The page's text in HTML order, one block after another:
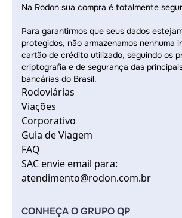
Na Rodon sua compra é totalmente
Para garantirmos que seus dados
protegidos, não armazenamos nenhuma
cartão de crédito utilizado, seguindo os
criptografia e de segurança das
bancárias do Brasil.
Rodoviárias
Viações
Corporativo
Guia de Viagem
FAQ
SAC envie email para:
atendimento@rodon.com.br
CONHEÇA O GRUPO QP